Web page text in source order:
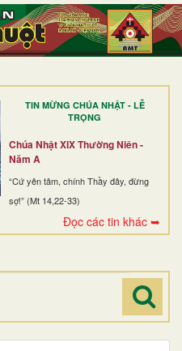
TIN MỪNG CHÚA NHẬT - LỄ
TRỌNG
Chúa Nhật XIX Thường Niên -
Năm A
“Cứ yên tâm, chính Thầy đây, đừng
sợ!” (Mt 14,22-33)
Đọc các tin khác ➥